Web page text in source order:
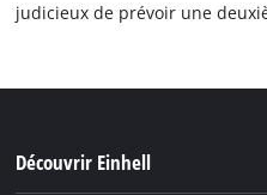
judicieux de prévoir une
Découvrir Einhell